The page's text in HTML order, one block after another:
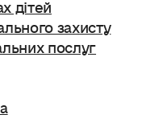
захисту
послуг